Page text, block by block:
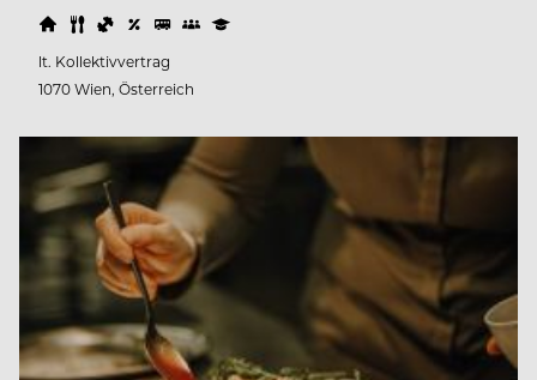
lt. Kollektivvertrag
1070 Wien, Österreich